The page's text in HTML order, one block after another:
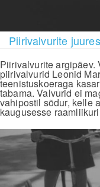
Piirivalvurite juures
Piirivalvurite argipäev.
piirivalvurid Leonid
teenistuskoeraga
tabama. Valvurid ei
vahipostil sõdur, kelle
kaugusesse